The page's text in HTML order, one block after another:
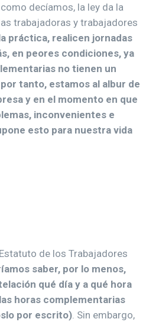
decíamos, la ley da la
trabajadoras y trabajadores
práctica, realicen jornadas
en peores condiciones, ya
no tienen un
tanto, estamos al albur de
y en el momento en que
inconvenientes e
esto para nuestra vida
de los Trabajadores
saber, por lo menos,
qué día y a qué hora
horas complementarias
por escrito) . Sin embargo,